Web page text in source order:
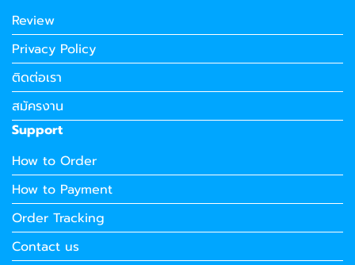
Review
Privacy Policy
ติดต่อเรา
สมัครงาน
Support
How to Order
How to Payment
Order Tracking
Contact us